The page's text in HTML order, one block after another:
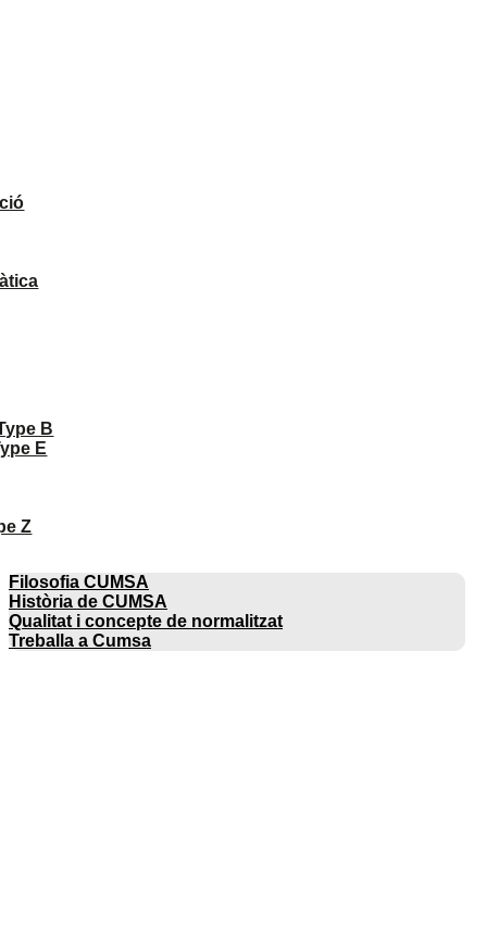
B
E
Z
Filosofia CUMSA
Història de CUMSA
Qualitat i concepte de normalitzat
Treballa a Cumsa